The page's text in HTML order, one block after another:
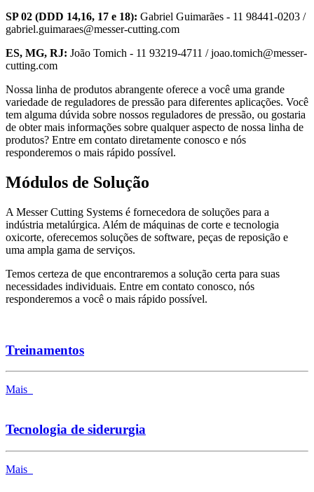
SP 02 (DDD 14,16, 17 e 18): Gabriel Guimarães - 11 98441-0203 /
gabriel.guimaraes@messer-cutting.com
ES, MG, RJ: João Tomich - 11 93219-4711 / joao.tomich@messer-
cutting.com
Nossa linha de produtos abrangente oferece a você uma grande
variedade de reguladores de pressão para diferentes aplicações. Você
tem alguma dúvida sobre nossos reguladores de pressão, ou gostaria
de obter mais informações sobre qualquer aspecto de nossa linha de
produtos? Entre em contato diretamente conosco e nós
responderemos o mais rápido possível.
Módulos de Solução
A Messer Cutting Systems é fornecedora de soluções para a
indústria metalúrgica. Além de máquinas de corte e tecnologia
oxicorte, oferecemos soluções de software, peças de reposição e
uma ampla gama de serviços.
Temos certeza de que encontraremos a solução certa para suas
necessidades individuais. Entre em contato conosco, nós
responderemos a você o mais rápido possível.
Treinamentos
Mais
Tecnologia de siderurgia
Mais